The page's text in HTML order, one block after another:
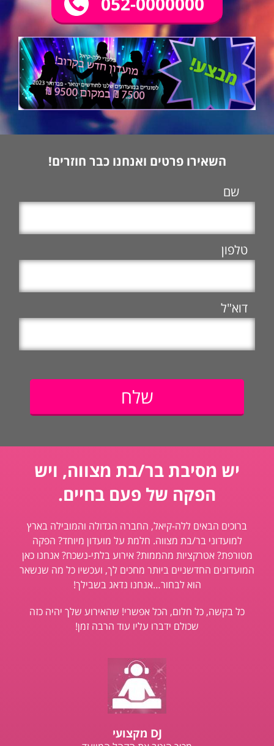
השאירו פרטים ואנחנו כבר חוזרים!
שם
טלפון
דוא"ל
יש מסיבת בר/בת מצווה, ויש
הפקה של פעם בחיים.
ברוכים הבאים ללה-קיאל, החברה הגדולה והמובילה בארץ
למועדוני בר/בת מצווה. חלמת על מועדון מיוחד? הפקה
מטורפת? אטרקציות מהממות? אירוע בלתי-נשכח? אנחנו כאן
המועדונים החדשניים ביותר מחכים לך, ועכשיו כל מה שנשאר
הוא לבחור…אנחנו נדאג בשבילך!
כל בקשה, כל חלום, הכל אפשרי! שהאירוע שלך יהיה כזה
שכולם ידברו עליו עוד הרבה זמן!
DJ מקצועי